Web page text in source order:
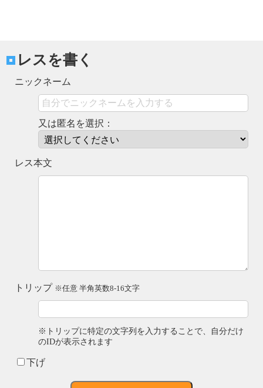
レスを書く
ニックネーム
又は匿名を選択：
レス本文
トリップ ※任意 半角英数8-16文字
※トリップに特定の文字列を入力することで、自分だけ
のIDが表示されます
下げ